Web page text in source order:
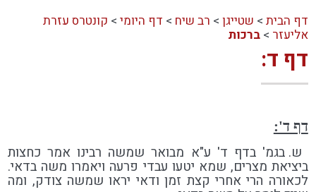
דף הבית > שטייגן > רב שיח > דף היומי > קונטרס עזרת
אליעזר >ברכות
דף ד:
דף ד':
ש. בגמ' בדף ד' ע"א מבואר שמשה רבינו אמר כחצות
ביציאת מצרים, שמא יטעו עבדי פרעה ויאמרו משה בדאי.
לכאורה הרי אחרי קצת זמן ודאי יראו שמשה צודק, ומה